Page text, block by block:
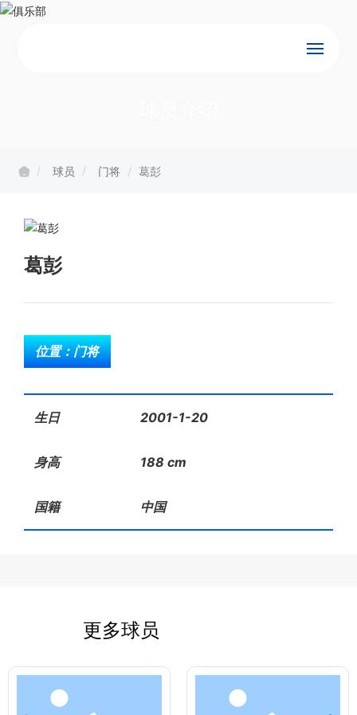
赛事
俱乐部
新闻
联系
球员 门将 葛彭
葛彭
位置：门将
生日 2001-1-20
身高 188 cm
国籍 中国
更多球员